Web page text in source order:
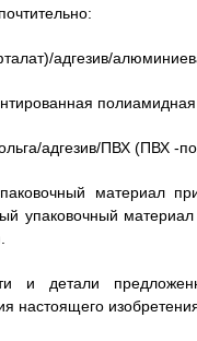
адгезив/
адгезив/ПВХ (ПВХ -
материал
упаковочный
и детали
настоящего